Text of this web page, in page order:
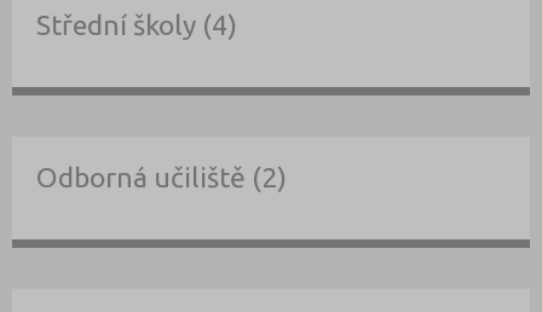
Střední školy (4)
Odborná učiliště (2)